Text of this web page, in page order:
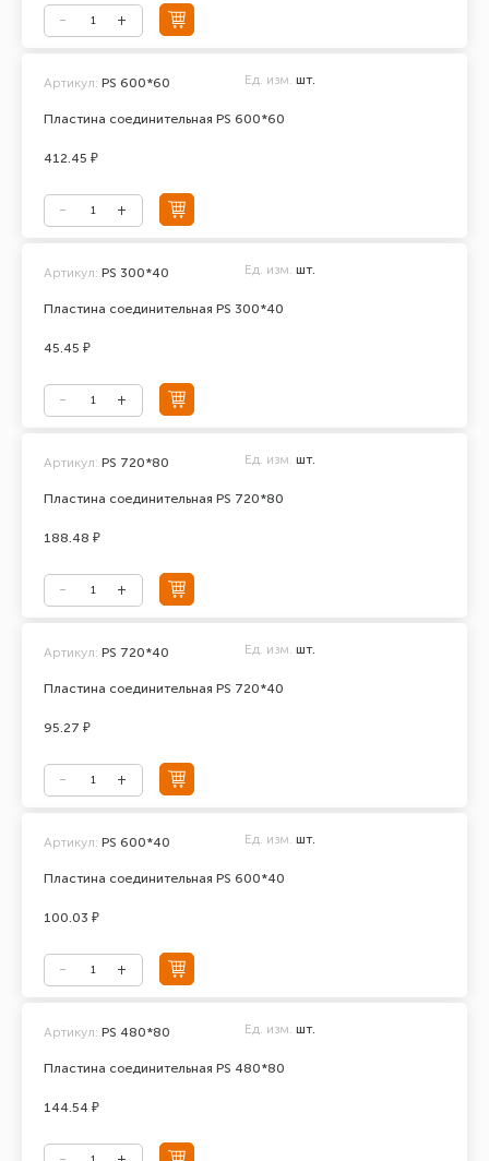
Пластина соединительная PS 600*60
Артикул: PS 600*60 Ед. изм. шт.
412.45 ₽
Пластина соединительная PS 300*40
Артикул: PS 300*40 Ед. изм. шт.
45.45 ₽
Пластина соединительная PS 720*80
Артикул: PS 720*80 Ед. изм. шт.
188.48 ₽
Пластина соединительная PS 720*40
Артикул: PS 720*40 Ед. изм. шт.
95.27 ₽
Пластина соединительная PS 600*40
Артикул: PS 600*40 Ед. изм. шт.
100.03 ₽
Пластина соединительная PS 480*80
Артикул: PS 480*80 Ед. изм. шт.
144.54 ₽